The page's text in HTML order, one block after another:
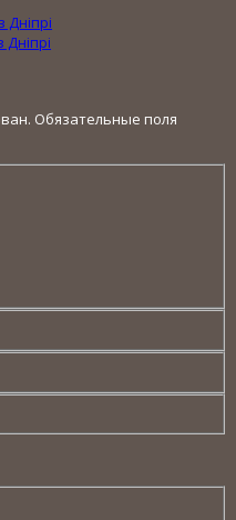
Обязательные поля